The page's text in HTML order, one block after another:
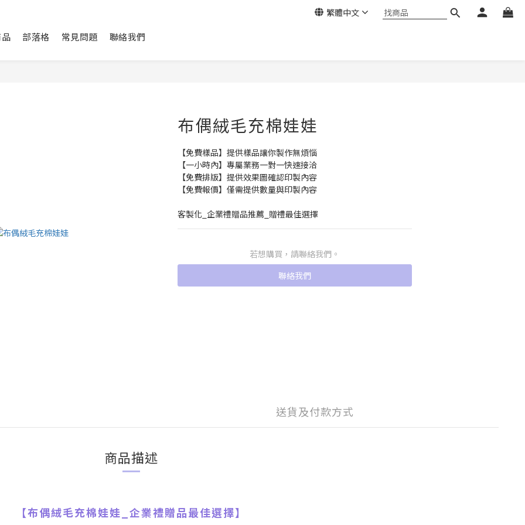
繁體中文
部落格 常見問題 聯絡我們
布偶絨毛充棉娃娃
【免費樣品】提供樣品讓你製作無煩惱
【一小時內】專屬業務一對一快速接洽
【免費排版】提供效果圖確認印製內容
【免費報價】僅需提供數量與印製內容
客製化_企業禮贈品推薦_贈禮最佳選擇
若想購買，請聯絡我們。
聯絡我們
送貨及付款方式
商品描述
【布偶絨毛充棉娃娃 企業禮贈品最佳選擇】